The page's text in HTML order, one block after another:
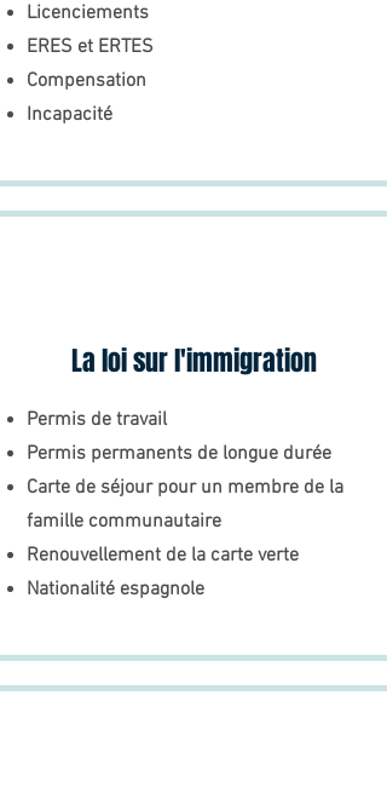
Licenciements
ERES et ERTES
Compensation
Incapacité
La loi sur l'immigration
Permis de travail
Permis permanents de longue durée
Carte de séjour pour un membre de la
famille communautaire
Renouvellement de la carte verte
Nationalité espagnole